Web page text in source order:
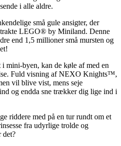
i alle aldre.
små gule ansigter, der
LEGO® by Miniland. Denne
end 1,5 millioner små mursten og
mini-byen, kan de køle af med en
Fuld visning af NEXO Knights™,
vil blive vist, mens seje
og endda sne trækker dig lige ind i
riddere med på en tur rundt om et
fra udyrlige trolde og
det?